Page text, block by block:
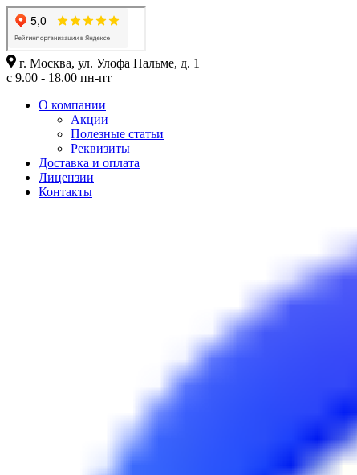
г. Москва, ул. Улофа Пальме, д. 1
с 9.00 - 18.00 пн-пт
О компании
Акции
Полезные статьи
Реквизиты
Доставка и оплата
Лицензии
Контакты